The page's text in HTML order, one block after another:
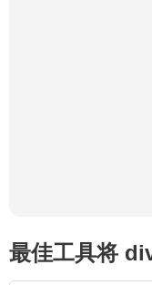
最佳工具将